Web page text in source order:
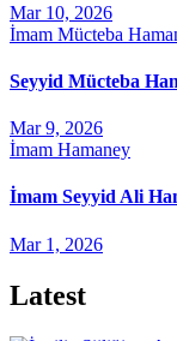
Mar 10, 2026
İmam Mücteba
Seyyid Mücteba
Mar 9, 2026
İmam Hamaney
İmam Seyyid Ali
Mar 1, 2026
Latest